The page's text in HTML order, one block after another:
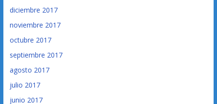
diciembre 2017
noviembre 2017
octubre 2017
septiembre 2017
agosto 2017
julio 2017
junio 2017